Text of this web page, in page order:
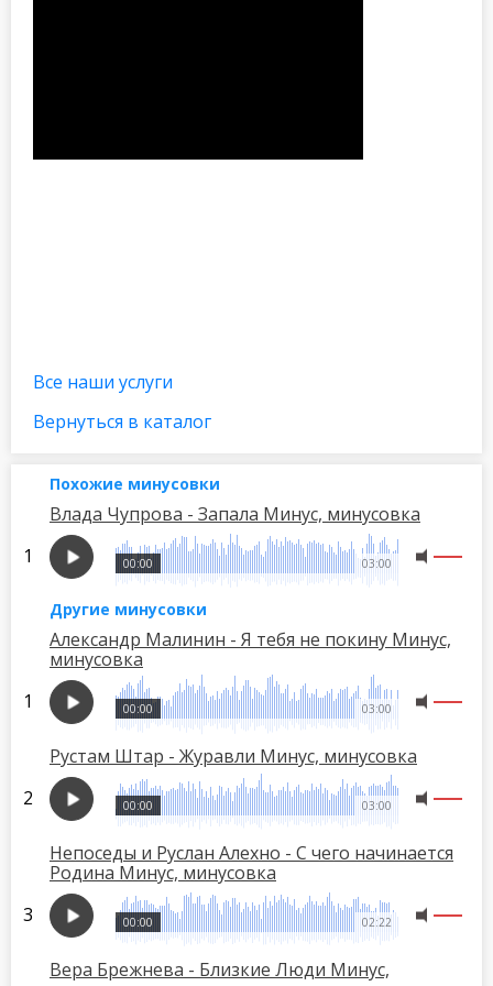
Все наши услуги
Вернуться в каталог
Похожие минусовки
Влада Чупрова - Запала Минус, минусовка
03:00
00:00
Другие минусовки
Александр Малинин - Я тебя не покину Минус,
минусовка
03:00
00:00
Рустам Штар - Журавли Минус, минусовка
03:00
00:00
Непоседы и Руслан Алехно - С чего начинается
Родина Минус, минусовка
02:22
00:00
Вера Брежнева - Близкие Люди Минус,